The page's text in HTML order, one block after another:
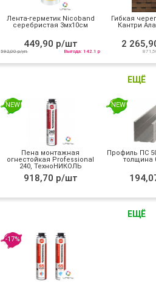
Лента-герметик Nicoband
серебристая 3мх10см
449,90 р/шт
592,00 р/уп Выгода: 142.1 р
Гибкая
Кантри
2
ЕЩЁ
NEW
Пена монтажная
огнестойкая Professional
240, ТехноНИКОЛЬ
918,70 р/шт
NEW
Профиль ПС
толщина
ЕЩЁ
-17%